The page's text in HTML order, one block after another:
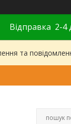
Відправка 2-4
та